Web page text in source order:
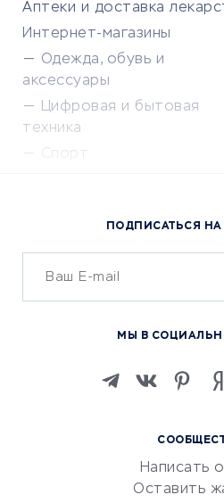
Аптеки и доставка
Интернет-магазины
Одежда, обувь и
аксессуары
Цифровая и бытовая
техника
Спорт
Сервисы доставки
ОБУЧЕНИЕ И РАБОТА
Изучение иностранных
Маркетинг и продажи
Репетиторство
Красота и здоровье
Написать
Оставить
ПОДПИСАТЬСЯ
МЫ В